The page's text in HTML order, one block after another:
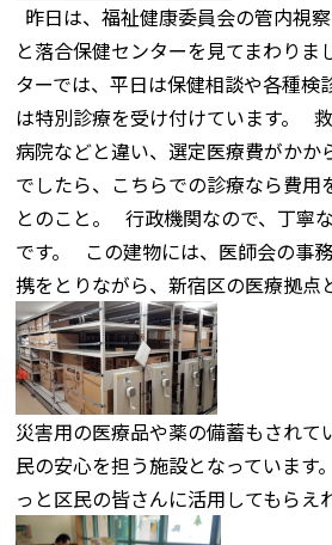
昨日は、福祉健康委員会の管内視
と落合保健センターを見てまわり
ターでは、平日は保健相談や各種検
は特別診療を受け付けています。
病院などと違い、選定医療費がかか
でしたら、こちらでの診療なら費用
とのこと。 行政機関なので、丁寧
です。 この建物には、医師会の事
携をとりながら、新宿区の医療拠点
災害用の医療品や薬の備蓄もされて
民の安心を担う施設となっています
っと区民の皆さんに活用してもら